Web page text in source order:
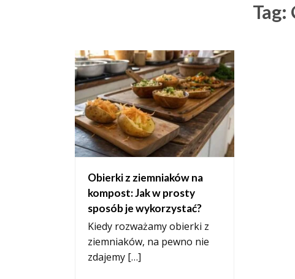
Obierki z ziemniaków na
kompost: Jak w prosty
sposób je wykorzystać?
Kiedy rozważamy obierki z
ziemniaków, na pewno nie
zdajemy […]